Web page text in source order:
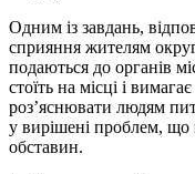
Одним із завдань,
сприяння жителям
подаються до органів
стоїть на місці і
роз’яснювати людям
у вирішені проблем,
обставин.